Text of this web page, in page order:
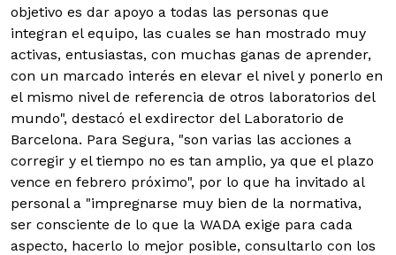
objetivo es dar apoyo a todas las personas que
integran el equipo, las cuales se han mostrado muy
activas, entusiastas, con muchas ganas de aprender,
con un marcado interés en elevar el nivel y ponerlo en
el mismo nivel de referencia de otros laboratorios del
mundo", destacó el exdirector del Laboratorio de
Barcelona. Para Segura, "son varias las acciones a
corregir y el tiempo no es tan amplio, ya que el plazo
vence en febrero próximo", por lo que ha invitado al
personal a "impregnarse muy bien de la normativa,
ser consciente de lo que la WADA exige para cada
aspecto, hacerlo lo mejor posible, consultarlo con los